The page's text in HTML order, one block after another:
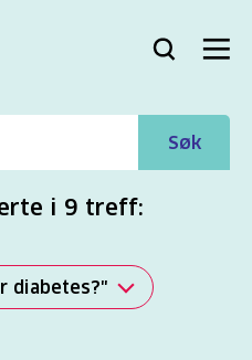
Bli
Logg
Søk Meny
Søk
i 9 treff:
diabetes?"